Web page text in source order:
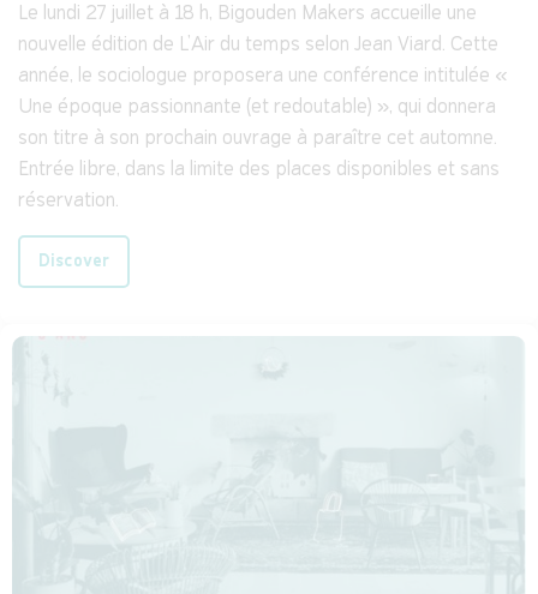
Le lundi 27 juillet à 18 h, Bigouden Makers accueille une
nouvelle édition de L'Air du temps selon Jean Viard. Cette
année, le sociologue proposera une conférence intitulée «
Une époque passionnante (et redoutable) », qui donnera
son titre à son prochain ouvrage à paraître cet automne.
Entrée libre, dans la limite des places disponibles et sans
réservation.
Discover